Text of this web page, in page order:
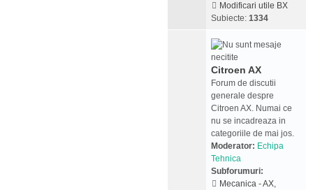
Modificari utile BX
Subiecte: 1334
Citroen AX
Forum de discutii
generale despre
Citroen AX. Numai ce
nu se incadreaza in
categoriile de mai jos.
Moderator: Echipa
Tehnica
Subforumuri:
Mecanica - AX,